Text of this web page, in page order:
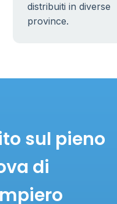
distribuiti in diverse
province.
sul pieno
di